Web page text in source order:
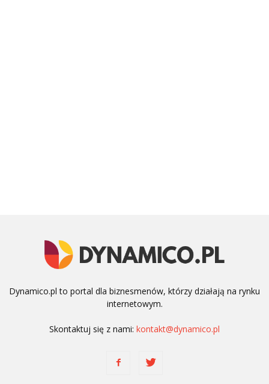
Dynamico.pl to portal dla biznesmenów, którzy działają na rynku
internetowym.
Skontaktuj się z nami: kontakt@dynamico.pl